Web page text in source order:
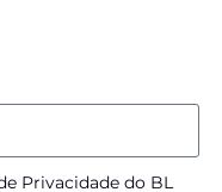
Privacidade do BL